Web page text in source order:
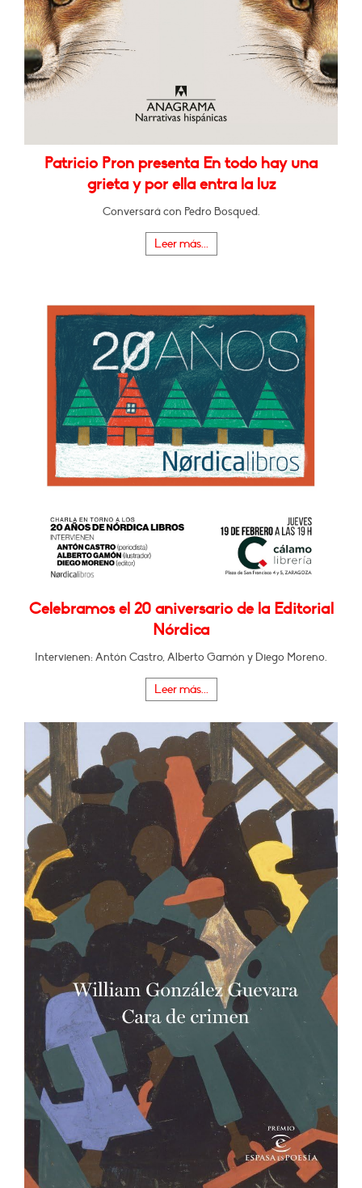
Patricio Pron presenta En todo hay una
grieta y por ella entra la luz
Conversará con Pedro Bosqued.
Leer más...
Celebramos el 20 aniversario de la Editorial
Nórdica
Intervienen: Antón Castro, Alberto Gamón y Diego Moreno.
Leer más...